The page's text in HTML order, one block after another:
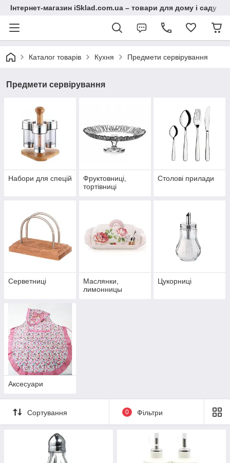
Інтернет-магазин iSklad.com.ua – товари для дому і саду
Каталог товарів Кухня Предмети сервірування
Предмети сервірування
Набори для спецій
Фруктовниці,
тортівниці
Столові прилади
Серветниці
Маслянки,
лимонницы
Цукорниці
Аксесуари
Сортування 0 Фільтри